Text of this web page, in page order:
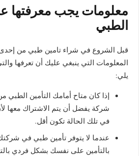
معلومات يجب معرفتها
الطبي
قبل الشروع في شراء تامين طبي من
المعلومات التي ينبغي عليك أن تعرفها
يلي:
إذا كان متاح أمامك التأمين
شركة يفضل أن يتم الاشتراك معها
في تلك الحالة تكون أقل.
عندما لا يتوفر تأمين طبي في
بالتأمين على نفسك بشكل فردي